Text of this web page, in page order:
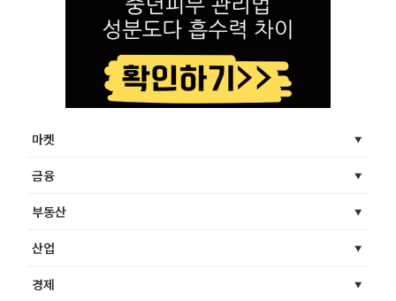
마켓
금융
부동산
산업
경제